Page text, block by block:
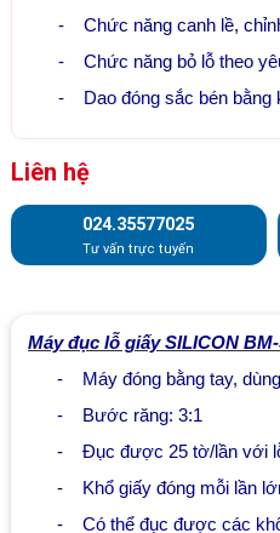
-
Chức năng canh lề,
-
Chức năng bỏ lỗ theo
-
Dao đóng sắc bén bằng
Liên hệ
024.35577025
Tư vấn trực tuyến
Máy đục lỗ giấy SILICON
-
Máy đóng bằng tay,
-
Bước răng: 3:1
-
Đục được 25 tờ/lần với
-
Khổ giấy đóng mỗi lần
-
Có thể đục được các